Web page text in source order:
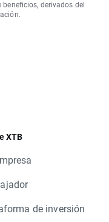
derivados del
XTB
de inversión